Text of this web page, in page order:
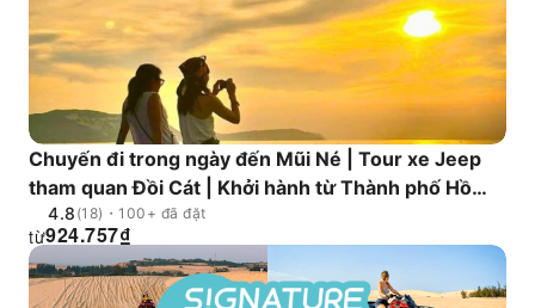
Chuyến đi trong ngày đến Mũi Né | Tour xe Jeep
tham quan Đồi Cát | Khởi hành từ Thành phố Hồ
Chí Minh
4.8 (18)・100+ đã đặt
₫
924.757
từ